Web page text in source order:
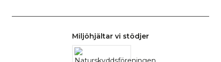
Miljöhjältar vi stödjer